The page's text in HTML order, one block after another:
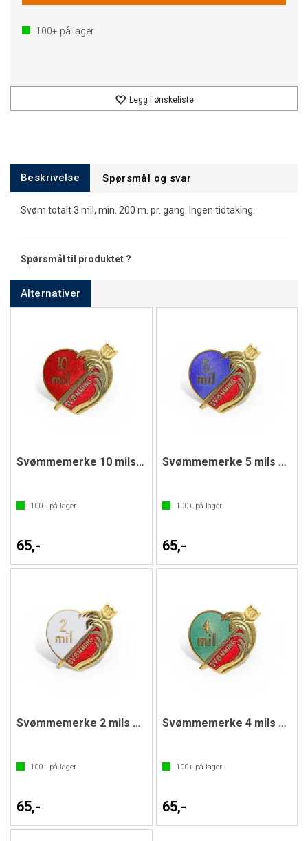
100+ på lager
Legg i ønskeliste
Beskrivelse Spørsmål og svar
Svøm totalt 3 mil, min. 200 m. pr. gang. Ingen tidtaking.
Spørsmål til produktet ?
Alternativer
Svømmemerke 10 mils merket
100+ på lager
65,-
Svømmemerke 5 mils merket
100+på lager
65,-
Svømmemerke 2 mils merket
100+ på lager
65,-
Svømmemerke 4 mils merket
100+på lager
65,-